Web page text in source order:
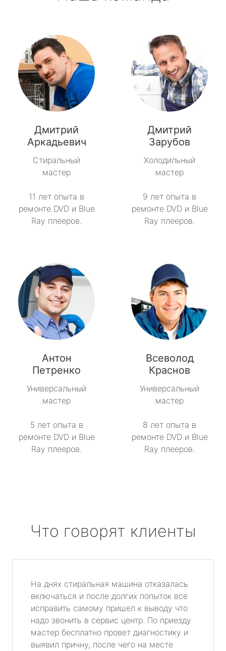
Дмитрий
Аркадьевич
Стиральный
мастер
11 лет опыта в
ремонте DVD и Blue
Ray плееров.
Дмитрий
Зарубов
Холодильный
мастер
9 лет опыта в
ремонте DVD и Blue
Ray плееров.
Антон
Петренко
Универсальный
мастер
5 лет опыта в
ремонте DVD и Blue
Ray плееров.
Всеволод
Краснов
Универсальный
мастер
8 лет опыта в
ремонте DVD и Blue
Ray плееров.
Что говорят клиенты
На днях стиральная машина отказалась
включаться и после долгих попыток все
исправить самому пришел к выводу что
надо звонить в сервис центр. По приезду
мастер бесплатно провет диагностику и
выявил причну, после чего на месте